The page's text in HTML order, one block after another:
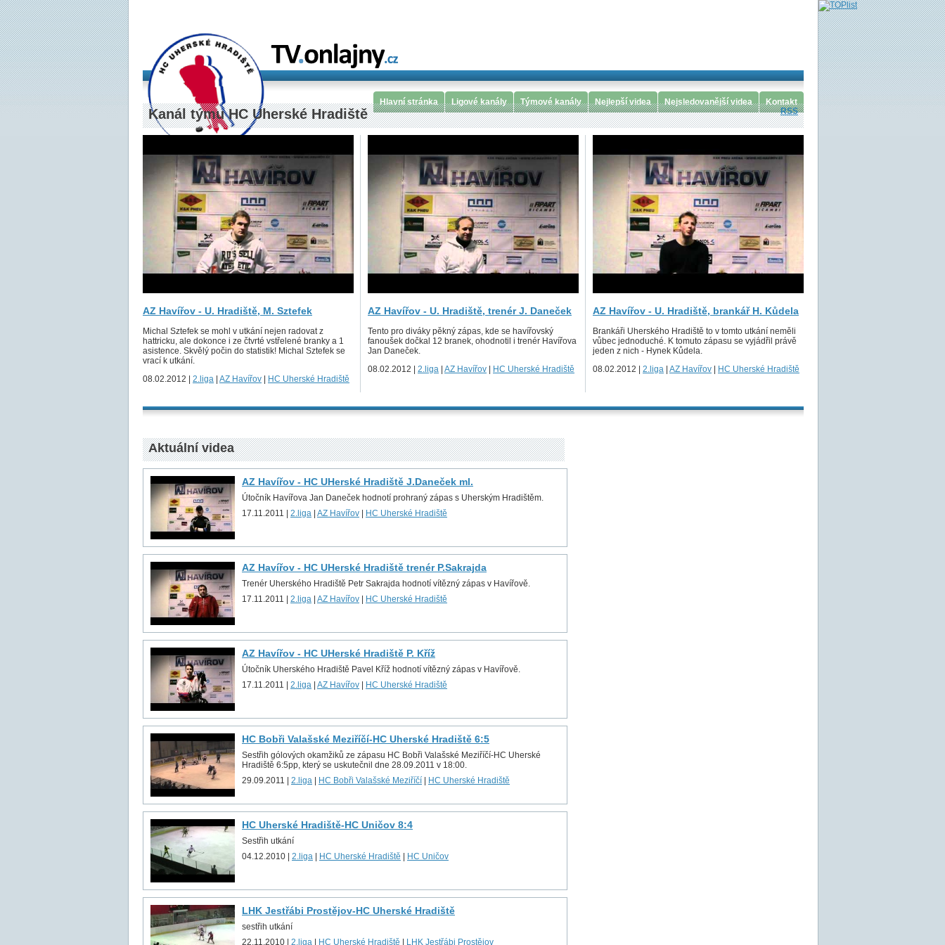
Hlavní stránka Ligové kanály Týmové kanály Nejlepší videa Nejsledovanější videa Kontakt
Kanál týmu HC Uherské Hradiště RSS
AZ Havířov - U. Hradiště, M. Sztefek
Michal Sztefek se mohl v utkání nejen radovat z
hattricku, ale dokonce i ze čtvrté vstřelené branky a 1
asistence. Skvělý počin do statistik! Michal Sztefek se
vrací k utkání.
08.02.2012 | 2.liga AZ Havířov HC Uherské Hradiště
AZ Havířov - U. Hradiště, trenér J. Daneček
Tento pro diváky pěkný zápas, kde se havířovský
fanoušek dočkal 12 branek, ohodnotil i trenér Havířova
Jan Daneček.
08.02.2012 | 2.liga AZ Havířov HC Uherské Hradiště
AZ Havířov - U. Hradiště, brankář H. Kůdela
Brankáři Uherského Hradiště to v tomto utkání neměli
vůbec jednoduché. K tomuto zápasu se vyjádřil právě
jeden z nich - Hynek Kůdela.
08.02.2012 | 2.liga AZ Havířov HC Uherské Hradiště
Aktuální videa
AZ Havířov - HC UHerské Hradiště J.Daneček ml.
Útočník Havířova Jan Daneček hodnotí prohraný zápas s Uherským Hradištěm.
17.11.2011 | 2.liga AZ Havířov HC Uherské Hradiště
AZ Havířov - HC UHerské Hradiště trenér P.Sakrajda
Trenér Uherského Hradiště Petr Sakrajda hodnotí vítězný zápas v Havířově.
17.11.2011 | 2.liga AZ Havířov HC Uherské Hradiště
AZ Havířov - HC UHerské Hradiště P. Kříž
Útočník Uherského Hradiště Pavel Kříž hodnotí vítězný zápas v Havířově.
17.11.2011 | 2.liga AZ Havířov HC Uherské Hradiště
HC Bobři Valašské Meziříčí-HC Uherské Hradiště 6:5
Sestřih gólových okamžiků ze zápasu HC Bobři Valašské Meziříčí-HC Uherské
Hradiště 6:5pp, který se uskutečnil dne 28.09.2011 v 18:00.
29.09.2011 | 2.liga HC Bobři Valašské Meziříčí HC Uherské Hradiště
HC Uherské Hradiště-HC Uničov 8:4
Sestřih utkání
04.12.2010 | 2.liga HC Uherské Hradiště HC Uničov
LHK Jestřábi Prostějov-HC Uherské Hradiště
sestřih utkání
22.11.2010 | 2.liga HC Uherské Hradiště LHK Jestřábi Prostějov